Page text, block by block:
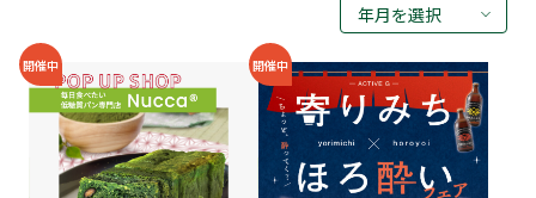
年月を選択
2026年07月
2026年05月
2026年03月
2026年02月
開催中 開催中